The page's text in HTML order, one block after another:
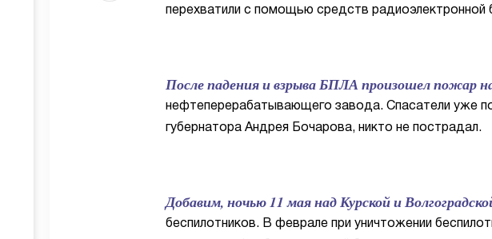
перехватили с помощью средств
После падения и взрыва БПЛА произошел пожар
нефтеперерабатывающего завода. Спасатели уже
губернатора Андрея Бочарова, никто не пострадал.
Добавим, ночью 11 мая над Курской и
беспилотников. В феврале при уничтожении